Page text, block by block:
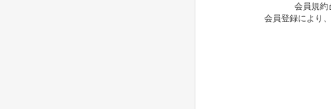
会員規約
会員登録により、